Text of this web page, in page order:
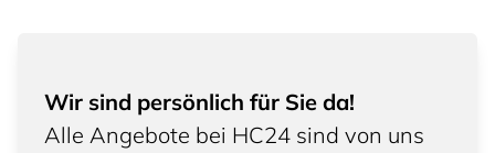
Wir sind persönlich für Sie da!
Alle Angebote bei HC24 sind von uns